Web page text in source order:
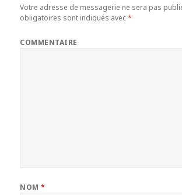
Votre adresse de messagerie ne sera pas
obligatoires sont indiqués avec*
COMMENTAIRE
NOM*